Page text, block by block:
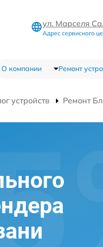
ул. Марселя
Адрес сервисного
О компании Ремонт
устройств Ремонт